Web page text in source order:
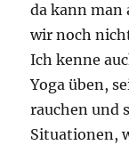
da kann man
wir noch
Ich kenne
Yoga üben,
rauchen und
Situationen,